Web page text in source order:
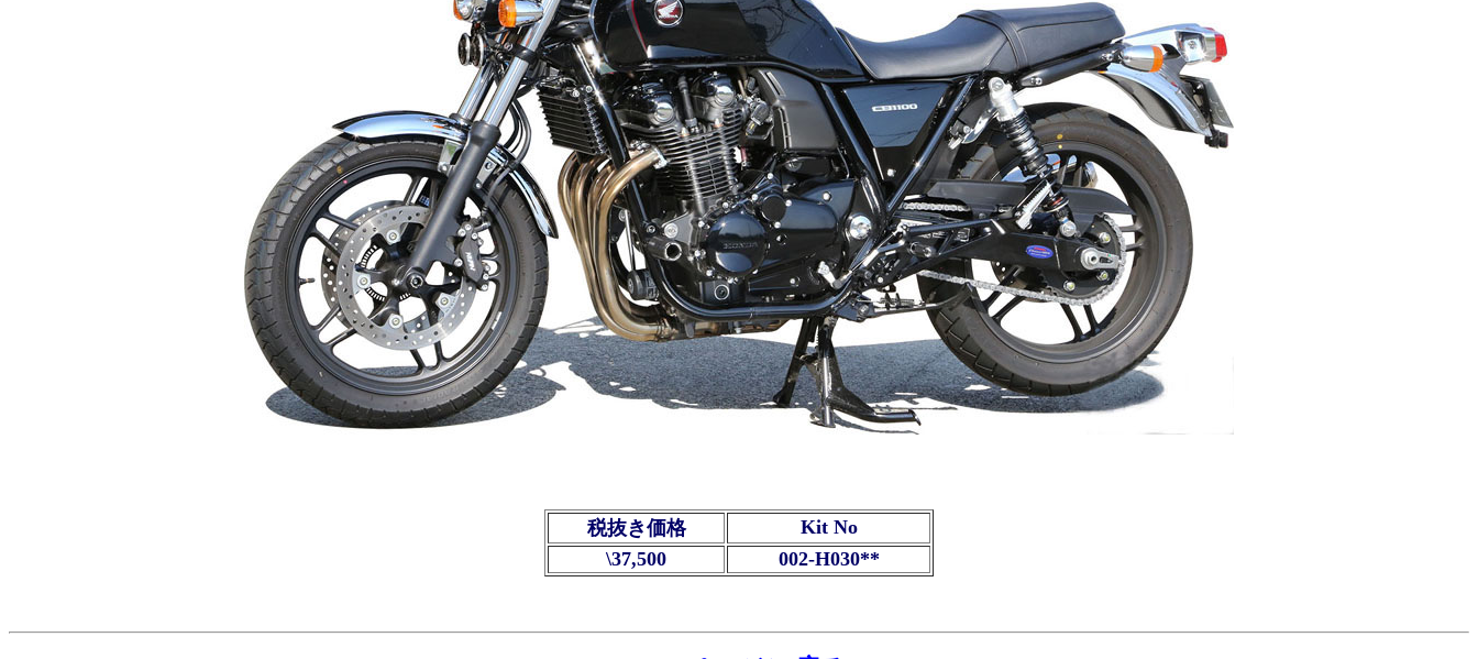
税抜き価格
Kit No
\37,500
002-H030**